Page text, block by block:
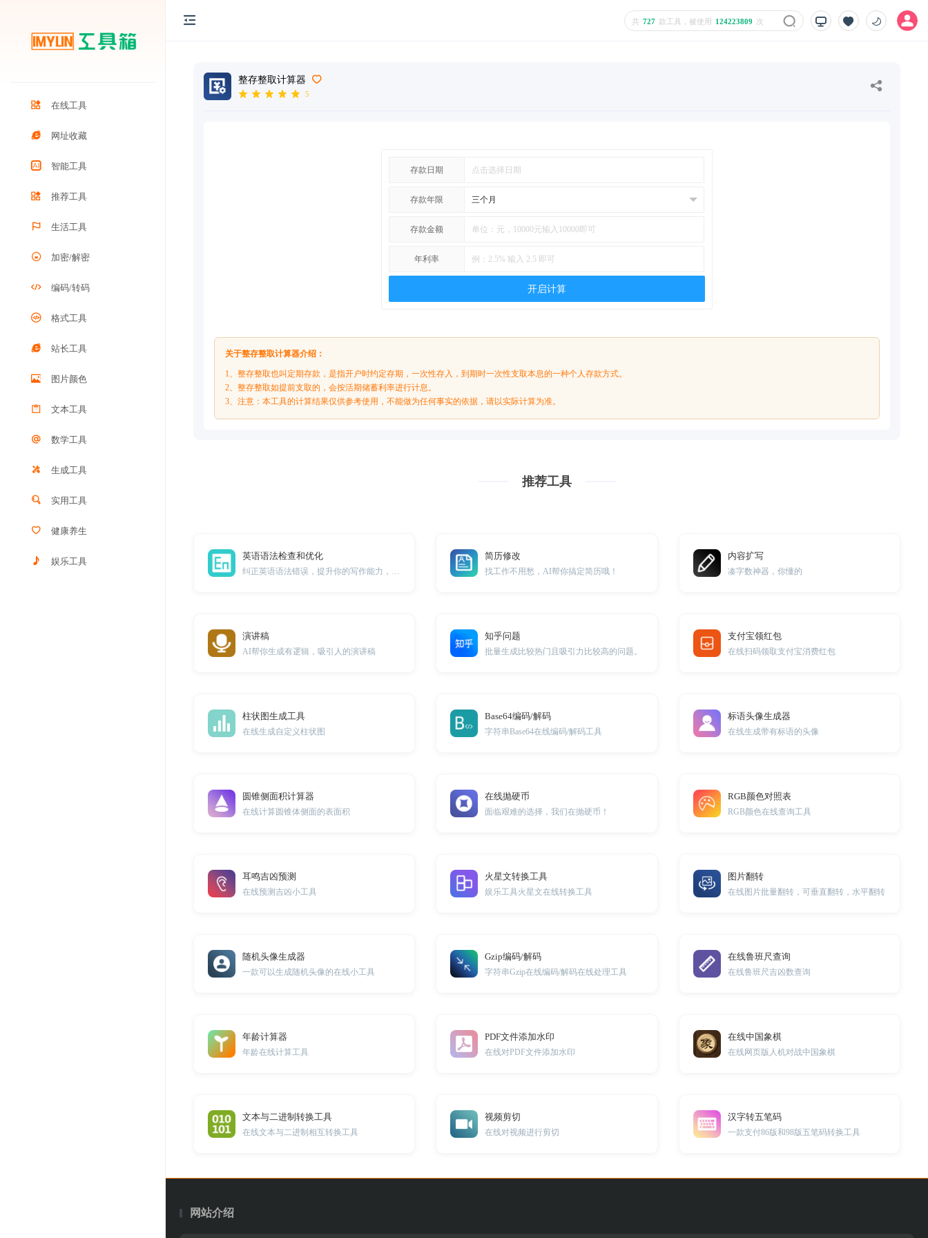
在线工具
网址收藏
智能工具
推荐工具
生活工具
加密/解密
编码/转码
格式工具
站长工具
图片颜色
文本工具
数学工具
生成工具
实用工具
健康养生
娱乐工具
共 727 款工具，被使用 124223809 次
整存整取计算器
5
存款日期
存款年限
存款金额
年利率
开启计算
关于整存整取计算器介绍：
1、整存整取也叫定期存款，是指开户时约定存期，一次性存入，到期时一次性支取本息的一种个人存款方式。
2、整存整取如提前支取的，会按活期储蓄利率进行计息。
3、注意：本工具的计算结果仅供参考使用，不能做为任何事实的依据，请以实际计算为准。
推荐工具
英语语法检查和优化 简历修改
找工作不用愁，AI帮你搞定简历哦！
内容扩写
凑字数神器，你懂的
演讲稿
AI帮你生成有逻辑，吸引人的演讲稿
知乎问题
批量生成比较热门且吸引力比较高的问题。
支付宝领红包
在线扫码领取支付宝消费红包
柱状图生成工具
在线生成自定义柱状图
Base64编码/解码
字符串Base64在线编码/解码工具
标语头像生成器
在线生成带有标语的头像
圆锥侧面积计算器
在线计算圆锥体侧面的表面积
在线抛硬币
面临艰难的选择，我们在抛硬币！
RGB颜色对照表
RGB颜色在线查询工具
耳鸣吉凶预测
在线预测吉凶小工具
火星文转换工具
娱乐工具火星文在线转换工具
图片翻转
在线图片批量翻转，可垂直翻转，水平翻转
随机头像生成器
一款可以生成随机头像的在线小工具
Gzip编码/解码
字符串Gzip在线编码/解码在线处理工具
在线鲁班尺查询
在线鲁班尺吉凶数查询
年龄计算器
年龄在线计算工具
PDF文件添加水印
在线对PDF文件添加水印
在线中国象棋
在线网页版人机对战中国象棋
文本与二进制转换工具
在线文本与二进制相互转换工具
视频剪切
在线对视频进行剪切
汉字转五笔码
一款支付86版和98版五笔码转换工具
网站介绍